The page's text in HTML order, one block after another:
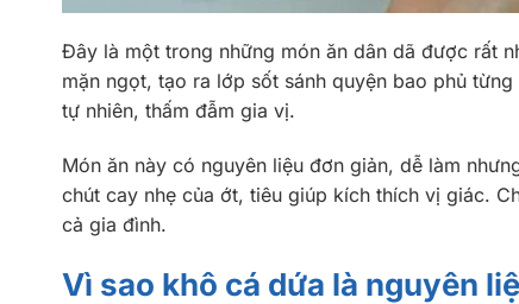
Đây là một trong những món ăn dân dã được rất
mặn ngọt, tạo ra lớp sốt sánh quyện bao phủ
tự nhiên, thấm đẫm gia vị.
Món ăn này có nguyên liệu đơn giản, dễ làm
chút cay nhẹ của ớt, tiêu giúp kích thích vị giác.
cả gia đình.
Vì sao khô cá dứa là nguyên